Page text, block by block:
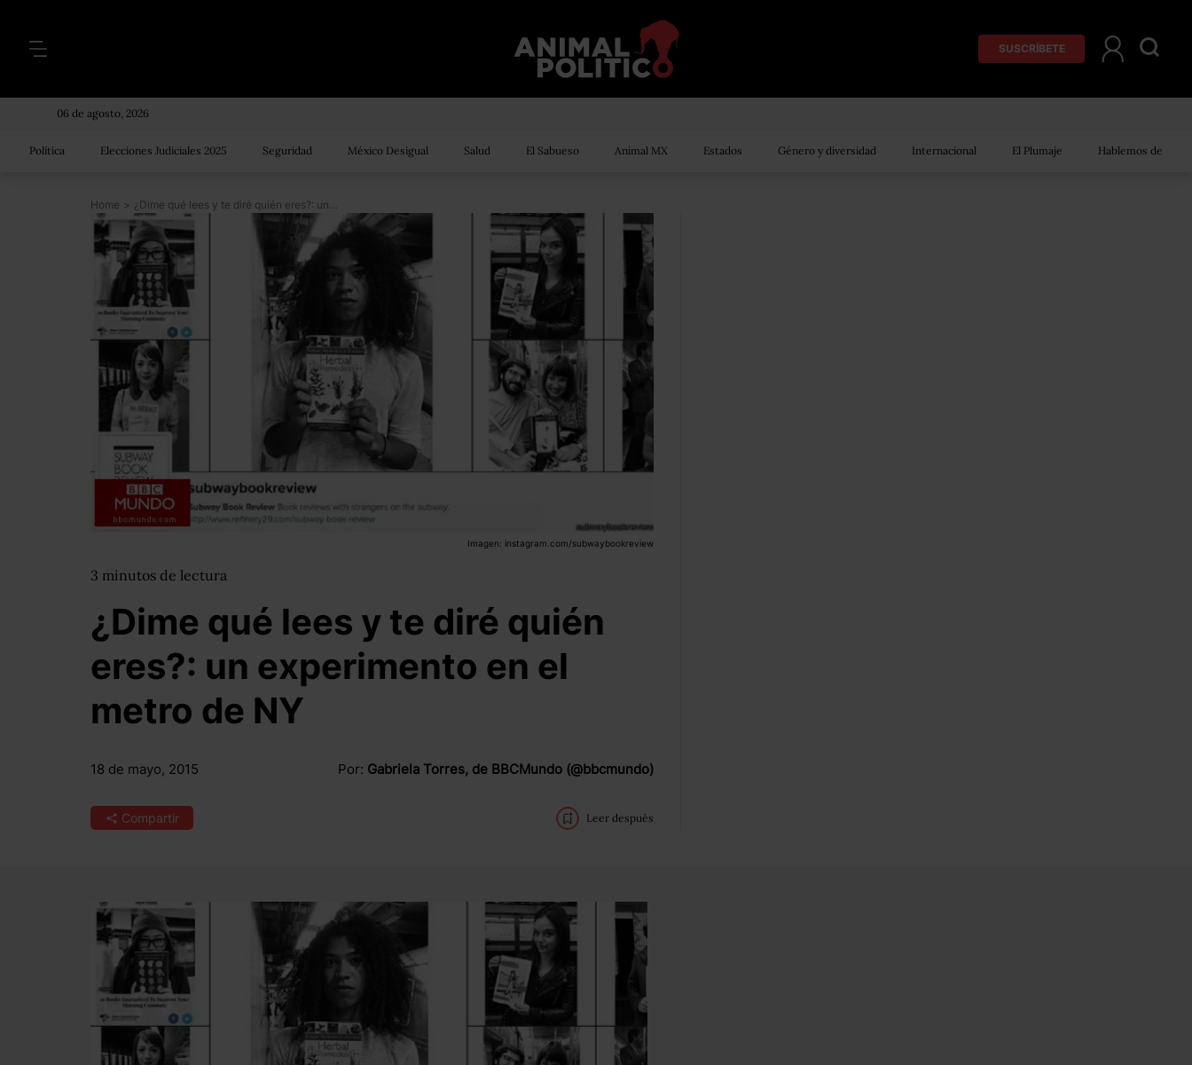
SUSCRÍBETE
06 de agosto, 2026
Política Elecciones Judiciales 2025 Seguridad México Desigual Salud El Sabueso Animal MX Estados Género y diversidad Internacional El Plumaje Hablemos de
Home > ¿Dime qué lees y te diré quién eres?: un experimento en el metro de NY
Imagen: instagram.com/subwaybookreview
3 minutos de lectura
¿Dime qué lees y te diré quién
eres?: un experimento en el
metro de NY
18 de mayo, 2015 Por: Gabriela Torres, de BBCMundo (@bbcmundo)
Compartir Leer después